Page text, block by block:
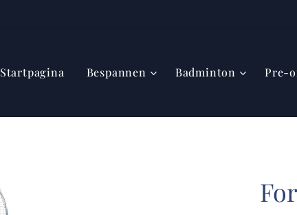
Startpagina Bespannen Badminton Pre-